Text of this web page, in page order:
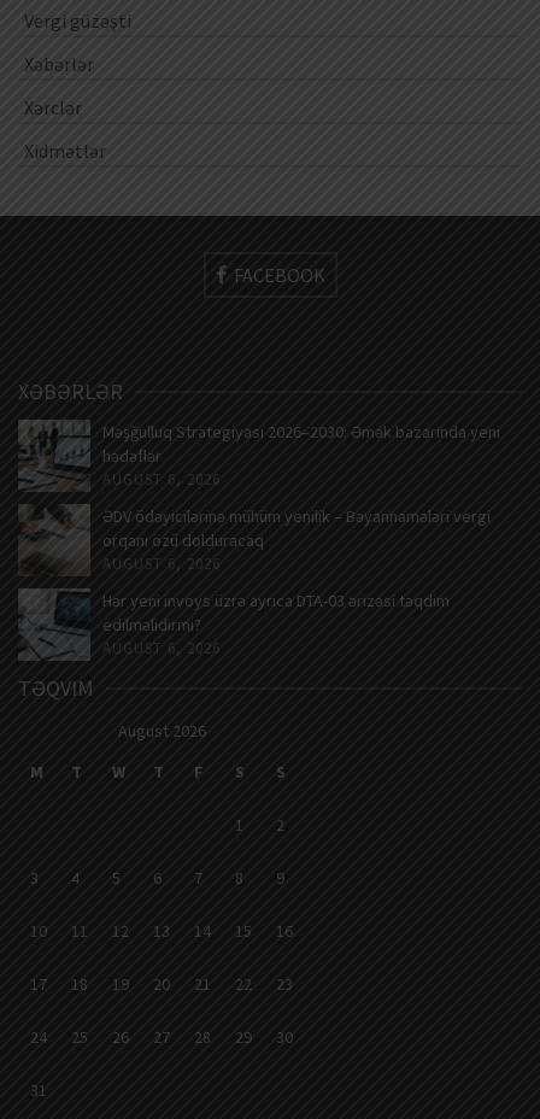
Vergi güzəşti
Xəbərlər
Xərclər
Xidmətlər
FACEBOOK
XƏBƏRLƏR
Məşğulluq Strategiyası 2026–2030: Əmək bazarında yeni
hədəflər
AUGUST 6, 2026
ƏDV ödəyicilərinə mühüm yenilik – Bəyannamələri vergi
orqanı özü dolduracaq
AUGUST 6, 2026
Hər yeni invoys üzrə ayrıca DTA-03 ərizəsi təqdim
edilməlidirmi?
AUGUST 6, 2026
TƏQVIM
August 2026
M
T W T F S S
1 2
3 4 5 6 7 8 9
10 11 12 13 14 15 16
17 18 19 20 21 22 23
24 25 26 27 28 29 30
31